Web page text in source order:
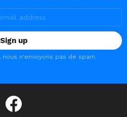
n'envoyons pas de spam.
facebook